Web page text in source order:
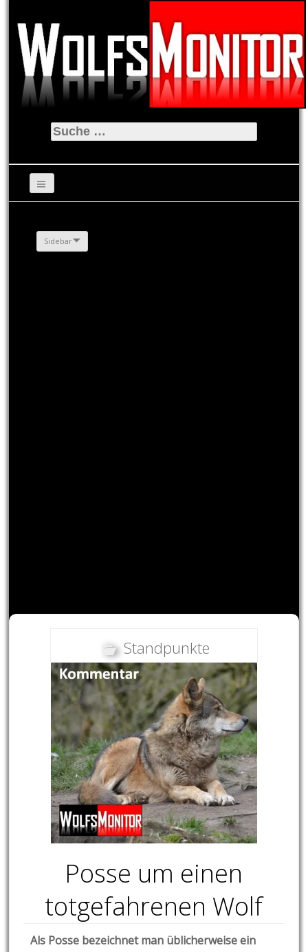
Suche
nach:
Sidebar
Standpunkte
Posse um einen
totgefahrenen Wolf
Als Posse bezeichnet man üblicherweise ein